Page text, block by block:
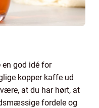
god idé for
kopper kaffe ud
at du har hørt, at
fordele og